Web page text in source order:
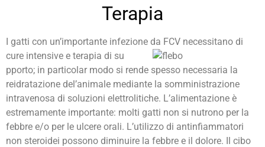
Terapia
I gatti con un’importante infezione da FCV necessitano di
cure intensive e terapia di su
pporto; in particolar modo si rende spesso necessaria la
reidratazione del’animale mediante la somministrazione
intravenosa di soluzioni elettrolitiche. L’alimentazione è
estremamente importante: molti gatti non si nutrono per la
febbre e/o per le ulcere orali. L’utilizzo di antinfiammatori
non steroidei possono diminuire la febbre e il dolore. Il cibo